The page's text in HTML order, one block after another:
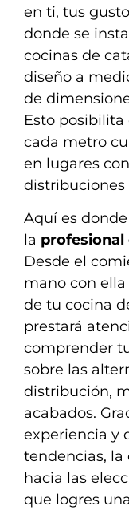
en ti, tus
donde se
cocinas de
diseño a
de
Esto
cada metro
en lugares
distribuciones
Aquí es
la profesional
Desde el
mano con
de tu cocina
prestará
comprender
sobre las
distribución,
acabados.
experiencia y
tendencias, la
hacia las
que logres